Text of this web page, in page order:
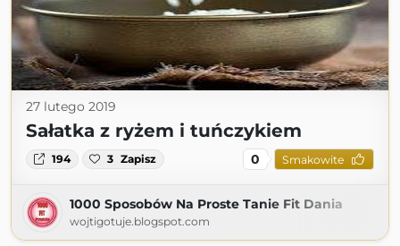
27 lutego 2019
Sałatka z ryżem i tuńczykiem
194 3 Zapisz 0 Smakowite
1000 Sposobów Na Proste Tanie Fit Dania
wojtigotuje.blogspot.com